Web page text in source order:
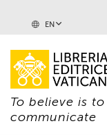
EN
To believe is to
communicate